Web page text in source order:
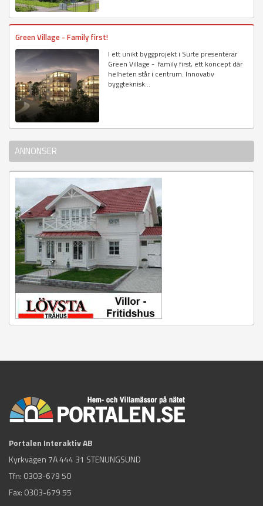
Green Village - Family first!
I ett unikt byggprojekt i Surte presenterar
Green Village - family first, ett koncept där
helheten står i centrum. Innovativ
byggteknisk...
ANNONSER
Portalen Interaktiv AB
Kyrkvägen 7A 444 31 STENUNGSUND
Tfn: 0303-679 50
Fax: 0303-679 55